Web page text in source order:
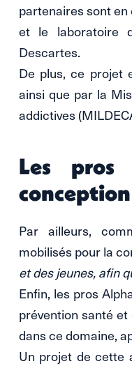
partenaires sont
et le laboratoire
Descartes.
De plus, ce projet
ainsi que par la
addictives
Les
Par ailleurs,
mobilisés pour la
et des jeunes, afin
Enfin, les pros
prévention santé
dans ce domaine,
Un projet de cette